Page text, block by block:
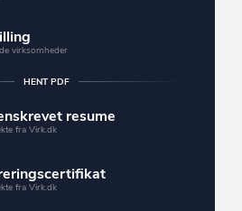
virksomheder
HENT PDF
resume
fra Virk.dk
fra Virk.dk